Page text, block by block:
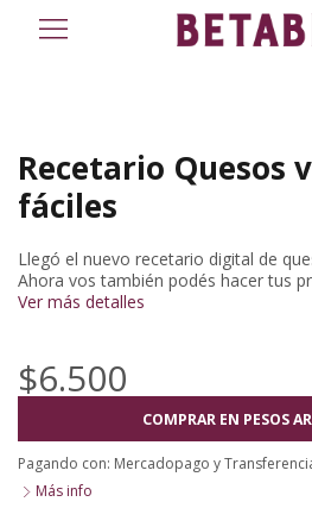
Recetario Quesos
fáciles
Llegó el nuevo recetario digital de
Ahora vos también podés hacer tus
Ver más detalles
$6.500
COMPRAR EN PESOS
Pagando con: Mercadopago y
Más info